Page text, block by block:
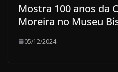
Mostra 100 anos da
Moreira no Museu
05/12/2024